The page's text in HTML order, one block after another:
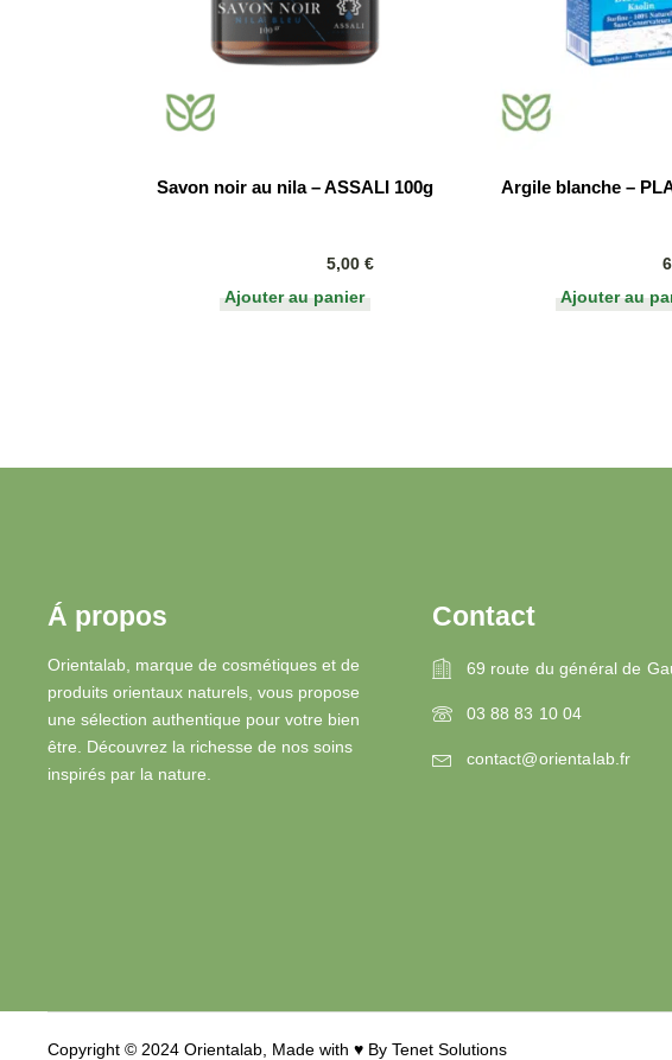
Savon noir au nila – ASSALI 100g
5,00€
Ajouter au panier
Argile blanche –
Ajouter au
Á propos
Orientalab, marque de cosmétiques et de
produits orientaux naturels, vous propose
une sélection authentique pour votre bien
être. Découvrez la richesse de nos soins
inspirés par la nature.
Contact
69 route du général de
03 88 83 10 04
contact@orientalab.fr
Copyright © 2024 Orientalab, Made with ♥︎ By Tenet Solutions